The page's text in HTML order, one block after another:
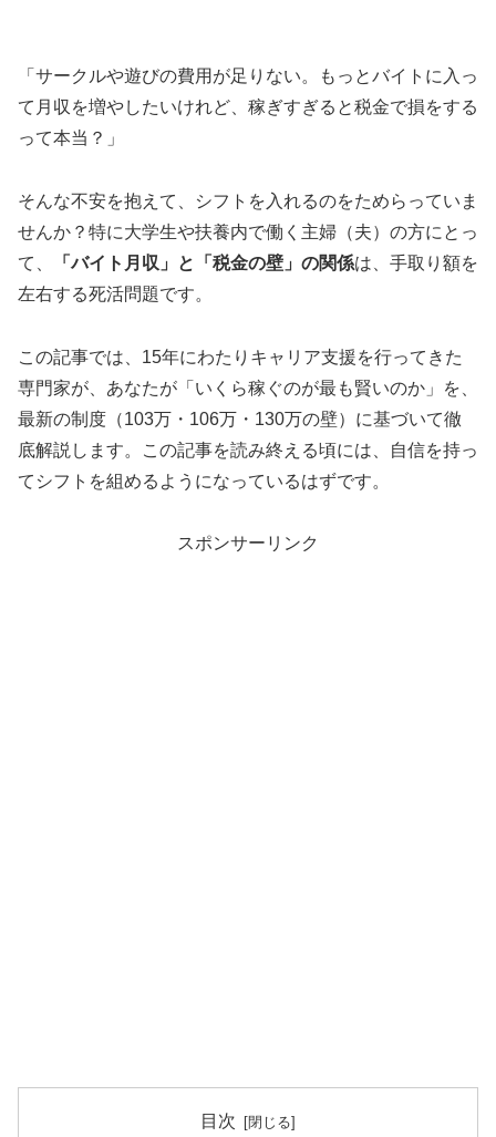
「サークルや遊びの費用が足りない。もっとバイトに入っ
て月収を増やしたいけれど、稼ぎすぎると税金で損をする
って本当？」
そんな不安を抱えて、シフトを入れるのをためらっていま
せんか？特に大学生や扶養内で働く主婦（夫）の方にとっ
て、
「バイト月収」と「税金の壁」の関係は、手取り額を
左右する死活問題です。
この記事では、15年にわたりキャリア支援を行ってきた
専門家が、あなたが「いくら稼ぐのが最も賢いのか」を、
最新の制度（103万・106万・130万の壁）に基づいて徹
底解説します。この記事を読み終える頃には、自信を持っ
てシフトを組めるようになっているはずです。
スポンサーリンク
目次